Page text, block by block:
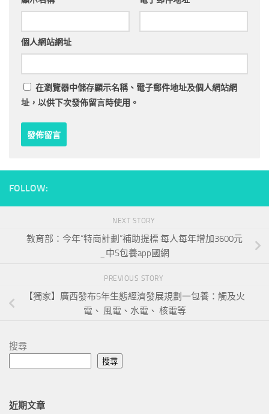
個人網站網址
在瀏覽器中儲存顯示名稱、電子郵件地址及個人網站網
址，以供下次發佈留言時使用。
FOLLOW:
NEXT STORY
教育部：今年“特崗計劃”補助提標 每人每年增加3600元
_中S包養app國網
PREVIOUS STORY
【獨家】廣西發布5年生態經濟發展規劃一包養：觸及火
電、 風電、水電、 核電等
搜尋
搜尋
近期文章